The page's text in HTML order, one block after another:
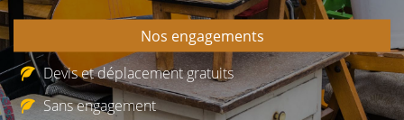
Nos engagements
Devis et déplacement gratuits
Sans engagement